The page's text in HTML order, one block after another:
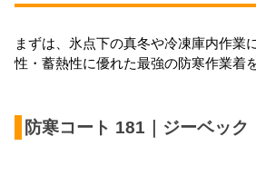
まずは、氷点下の真冬や冷凍庫内作業
性・蓄熱性に優れた最強の防寒作業着
防寒コート 181｜ジーベック